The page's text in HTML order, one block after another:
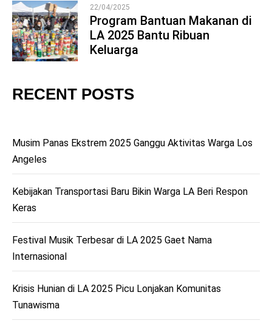
5
22/04/2025
Program Bantuan Makanan di
LA 2025 Bantu Ribuan
Keluarga
RECENT POSTS
Musim Panas Ekstrem 2025 Ganggu Aktivitas Warga Los
Angeles
Kebijakan Transportasi Baru Bikin Warga LA Beri Respon
Keras
Festival Musik Terbesar di LA 2025 Gaet Nama
Internasional
Krisis Hunian di LA 2025 Picu Lonjakan Komunitas
Tunawisma